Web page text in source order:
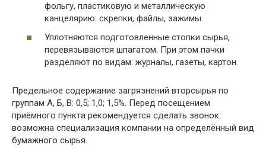
фольгу, пластиковую и металлическую
канцелярию: скрепки, файлы, зажимы.
Уплотняются подготовленные стопки сырья,
перевязываются шпагатом. При этом пачки
разделяют по видам: журналы, газеты, картон.
Предельное содержание загрязнений вторсырья по
группам А, Б, В: 0,5; 1,0; 1,5%. Перед посещением
приёмного пункта рекомендуется сделать звонок:
возможна специализация компании на определённый вид
бумажного сырья.